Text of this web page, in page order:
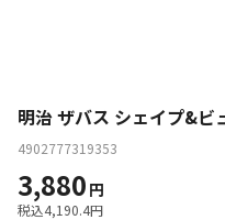
明治 ザバス シェイプ&ビ
4902777319353
3,880 円
税込4,190.4円